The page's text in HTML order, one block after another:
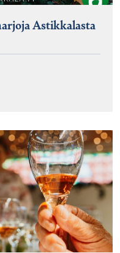
Astikkalasta